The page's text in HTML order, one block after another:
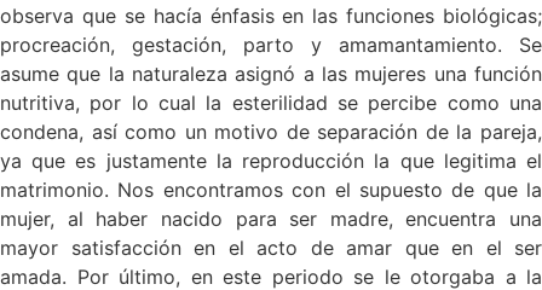
observa que se hacía énfasis en las funciones biológicas;
procreación, gestación, parto y amamantamiento. Se
asume que la naturaleza asignó a las mujeres una función
nutritiva, por lo cual la esterilidad se percibe como una
condena, así como un motivo de separación de la pareja,
ya que es justamente la reproducción la que legitima el
matrimonio. Nos encontramos con el supuesto de que la
mujer, al haber nacido para ser madre, encuentra una
mayor satisfacción en el acto de amar que en el ser
amada. Por último, en este periodo se le otorgaba a la